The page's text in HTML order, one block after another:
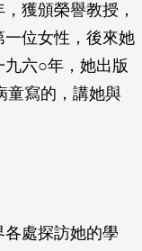
獲頒榮譽教授，
位女性，後來她
六○年，她出版
童寫的，講她與
處探訪她的學